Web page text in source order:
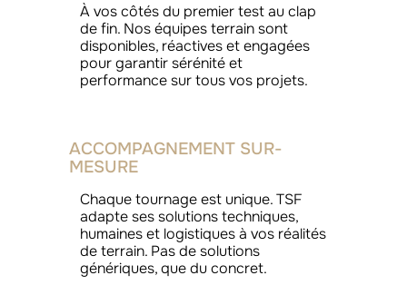
À vos côtés du premier test au clap
de fin. Nos équipes terrain sont
disponibles, réactives et engagées
pour garantir sérénité et
performance sur tous vos projets.
ACCOMPAGNEMENT SUR-
MESURE
Chaque tournage est unique. TSF
adapte ses solutions techniques,
humaines et logistiques à vos réalités
de terrain. Pas de solutions
génériques, que du concret.